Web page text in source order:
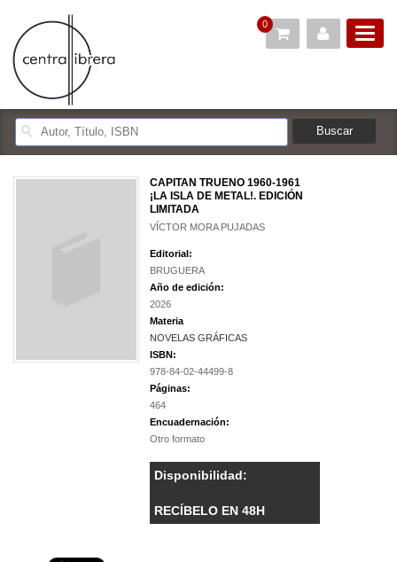
0
CAPITAN TRUENO 1960-1961
¡LA ISLA DE METAL!. EDICIÓN
LIMITADA
VÍCTOR MORA PUJADAS
Editorial:
BRUGUERA
Año de edición:
2026
Materia
NOVELAS GRÁFICAS
ISBN:
978-84-02-44499-8
Páginas:
464
Encuadernación:
Otro formato
Disponibilidad:
RECÍBELO EN 48H